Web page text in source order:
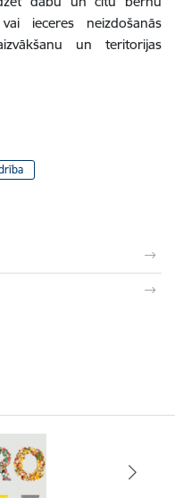
ieceres neizdošanās
un teritorijas